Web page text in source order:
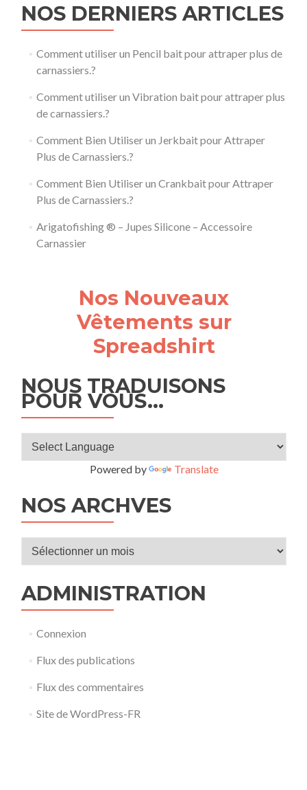
NOS DERNIERS ARTICLES
Comment utiliser un Pencil bait pour attraper plus de
carnassiers.?
Comment utiliser un Vibration bait pour attraper plus
de carnassiers.?
Comment Bien Utiliser un Jerkbait pour Attraper
Plus de Carnassiers.?
Comment Bien Utiliser un Crankbait pour Attraper
Plus de Carnassiers.?
Arigatofishing ® – Jupes Silicone – Accessoire
Carnassier
Nos Nouveaux
Vêtements sur
Spreadshirt
NOUS TRADUISONS
POUR VOUS…
Powered by Translate
NOS ARCHVES
Nos
ADMINISTRATION
Connexion
Flux des publications
Flux des commentaires
Site de WordPress-FR